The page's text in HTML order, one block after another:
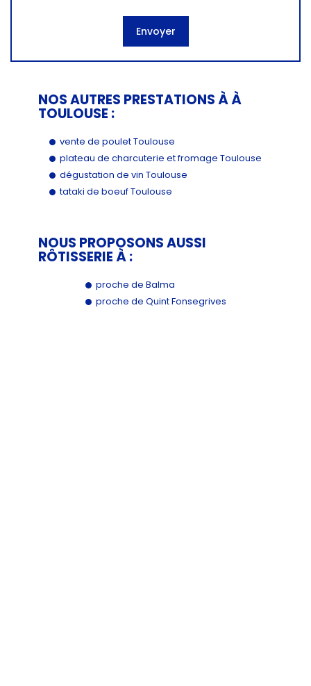
NOS AUTRES PRESTATIONS À À
TOULOUSE :
vente de poulet Toulouse
plateau de charcuterie et fromage Toulouse
dégustation de vin Toulouse
tataki de boeuf Toulouse
NOUS PROPOSONS AUSSI
RÔTISSERIE À :
proche de Balma
proche de Quint Fonsegrives